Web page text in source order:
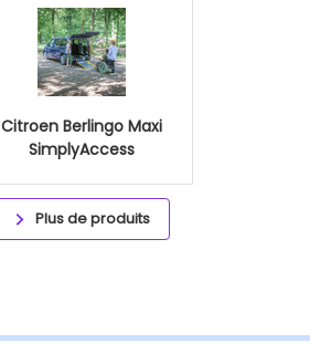
Citroen Berlingo Maxi
SimplyAccess
Plus de produits